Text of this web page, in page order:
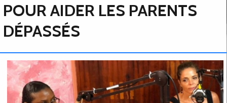
POUR AIDER LES PARENTS
DÉPASSÉS